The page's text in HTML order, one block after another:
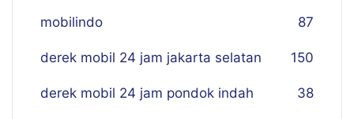
mobilindo 87
derek mobil 24 jam jakarta selatan 150
derek mobil 24 jam pondok indah 38